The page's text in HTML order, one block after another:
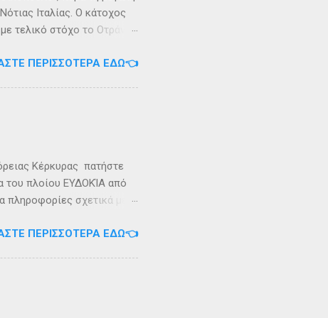
Ιταλίας. Ο κάτοχος
τελικό στόχο το Οτράντο
αγρίεψε και οι συνθήκες
Ακολουθήστε μας στο
ΠΕΡΙΣΣΌΤΕΡΑ ΕΔΏ👈
Κέρκυρας πατήστε
του πλοίου ΕΥΔΟΚΊΑ από
σχετικά με
στο
ΠΕΡΙΣΣΌΤΕΡΑ ΕΔΏ👈